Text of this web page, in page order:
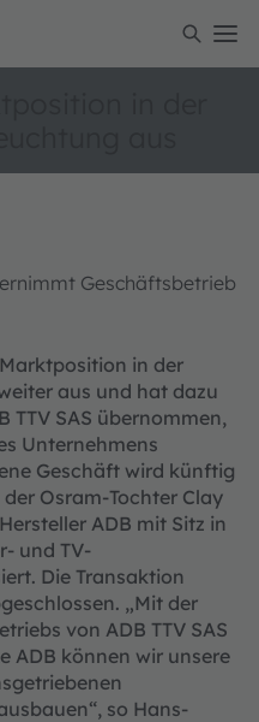
Geschäftsbetrieb
in der
aus und hat dazu
TTV SAS übernommen,
Unternehmens
Geschäft wird künftig
Osram-Tochter Clay
ADB mit Sitz in
und TV-
Die Transaktion
„Mit der
von ADB TTV SAS
ADB können wir unsere
so Hans-